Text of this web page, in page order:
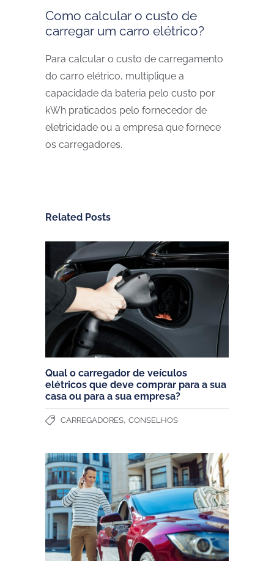
Como calcular o custo de
carregar um carro elétrico?
Para calcular o custo de carregamento
do carro elétrico, multiplique a
capacidade da bateria pelo custo por
kWh praticados pelo fornecedor de
eletricidade ou a empresa que fornece
os carregadores.
Related Posts
Qual o carregador de veículos
elétricos que deve comprar para a sua
casa ou para a sua empresa?
CARREGADORES, CONSELHOS